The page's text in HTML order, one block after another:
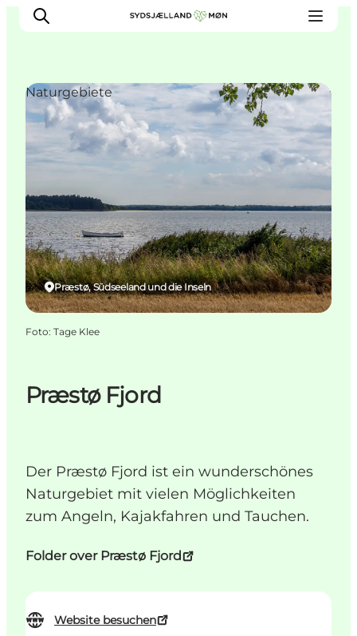
Erleben
Städte und Orte
Essen
Unterkunft
Reise planen
Præstø Fjord
Der Præstø Fjord ist ein wunderschönes
Naturgebiet mit vielen Möglichkeiten
zum Angeln, Kajakfahren und Tauchen.
Folder over Præstø Fjord
Website besuchen
Præstø, Südseeland und die Inseln
Naturgebiete
Foto: Tage Klee